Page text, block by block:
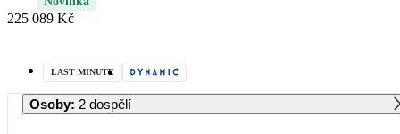
225 089 Kč
LAST MINUTE
Osoby: 2 dospělí